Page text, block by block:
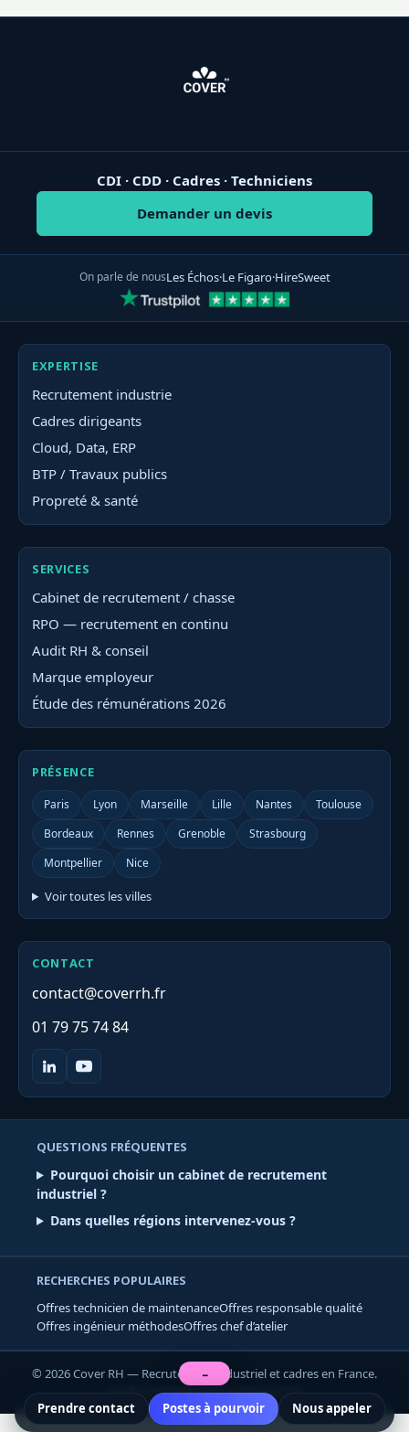
CDI · CDD · Cadres · Techniciens
Demander un devis
On parle de nousLes Échos·Le Figaro·HireSweet
EXPERTISE
Recrutement industrie
Cadres dirigeants
Cloud, Data, ERP
BTP / Travaux publics
Propreté & santé
SERVICES
Cabinet de recrutement / chasse
RPO — recrutement en continu
Audit RH & conseil
Marque employeur
Étude des rémunérations 2026
PRÉSENCE
Paris Lyon Marseille Lille Nantes
Toulouse
Bordeaux
Rennes Grenoble
Strasbourg
Montpellier
Nice
Voir toutes les villes
CONTACT
contact@coverrh.fr
01 79 75 74 84
QUESTIONS FRÉQUENTES
Pourquoi choisir un cabinet de recrutement
industriel ?
Dans quelles régions intervenez-vous ?
RECHERCHES POPULAIRES
Offres technicien de maintenanceOffres responsable qualité
Offres ingénieur méthodesOffres chef d’atelier
© 2026Cover RH — Recrutement industriel et cadres en France.
ConfidentialitéMentions légales
−
Prendre contact
Postes à pourvoir Nous appeler